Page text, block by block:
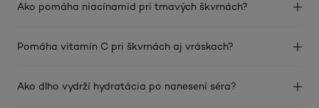
Ako pomáha niacínamid pri tmavých škvrnách?
Pomáha vitamín C pri škvrnách aj vráskach?
Ako dlho vydrží hydratácia po nanesení séra?